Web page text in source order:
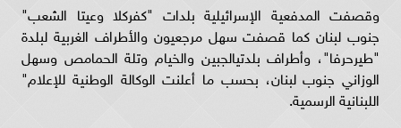
وقصفت المدفعية الإسرائيلية بلدات "كفركلا وعيتا الشعب"
جنوب لبنان كما قصفت سهل مرجعيون والأطراف الغربية لبلدة
"طيرحرفا"، وأطراف بلدتيالجبين والخيام وتلة الحمامص وسهل
الوزاني جنوب لبنان، بحسب ما أعلنت الوكالة الوطنية للإعلام"
اللبنانية الرسمية.